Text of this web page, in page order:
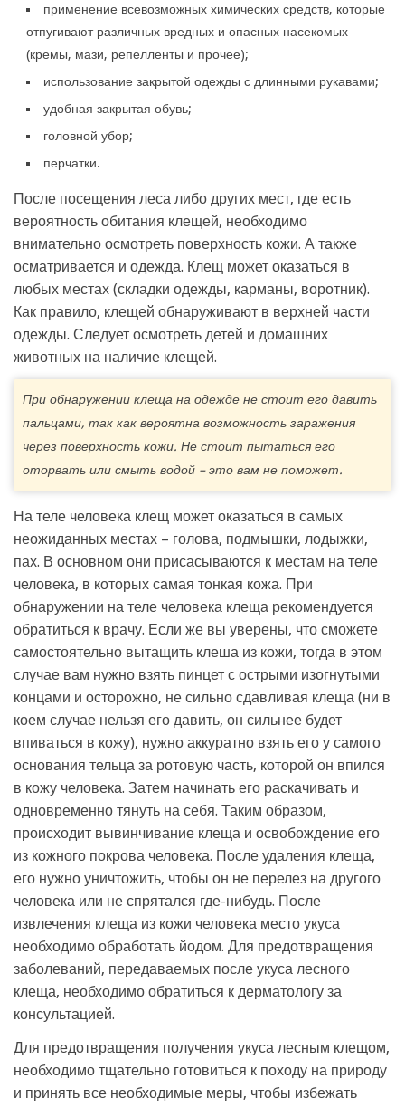
применение всевозможных химических средств, которые
отпугивают различных вредных и опасных насекомых
(кремы, мази, репелленты и прочее);
использование закрытой одежды с длинными рукавами;
удобная закрытая обувь;
головной убор;
перчатки.
После посещения леса либо других мест, где есть
вероятность обитания клещей, необходимо
внимательно осмотреть поверхность кожи. А также
осматривается и одежда. Клещ может оказаться в
любых местах (складки одежды, карманы, воротник).
Как правило, клещей обнаруживают в верхней части
одежды. Следует осмотреть детей и домашних
животных на наличие клещей.
При обнаружении клеща на одежде не стоит его давить
пальцами, так как вероятна возможность заражения
через поверхность кожи. Не стоит пытаться его
оторвать или смыть водой – это вам не поможет.
На теле человека клещ может оказаться в самых
неожиданных местах – голова, подмышки, лодыжки,
пах. В основном они присасываются к местам на теле
человека, в которых самая тонкая кожа. При
обнаружении на теле человека клеща рекомендуется
обратиться к врачу. Если же вы уверены, что сможете
самостоятельно вытащить клеша из кожи, тогда в этом
случае вам нужно взять пинцет с острыми изогнутыми
концами и осторожно, не сильно сдавливая клеща (ни в
коем случае нельзя его давить, он сильнее будет
впиваться в кожу), нужно аккуратно взять его у самого
основания тельца за ротовую часть, которой он впился
в кожу человека. Затем начинать его раскачивать и
одновременно тянуть на себя. Таким образом,
происходит вывинчивание клеща и освобождение его
из кожного покрова человека. После удаления клеща,
его нужно уничтожить, чтобы он не перелез на другого
человека или не спрятался где-нибудь. После
извлечения клеща из кожи человека место укуса
необходимо обработать йодом. Для предотвращения
заболеваний, передаваемых после укуса лесного
клеща, необходимо обратиться к дерматологу за
консультацией.
Для предотвращения получения укуса лесным клещом,
необходимо тщательно готовиться к походу на природу
и принять все необходимые меры, чтобы избежать